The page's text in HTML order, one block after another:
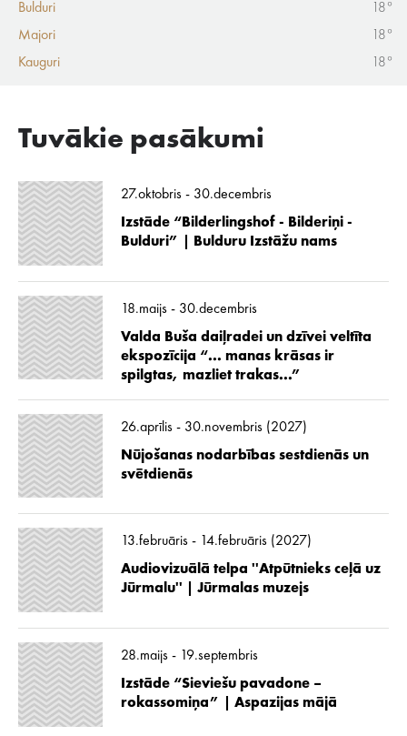
Bulduri
18°
Majori
18°
Kauguri
18°
Tuvākie pasākumi
27.oktobris - 30.decembris
Izstāde “Bilderlingshof - Bilderiņi -
Bulduri” | Bulduru Izstāžu nams
18.maijs - 30.decembris
Valda Buša daiļradei un dzīvei veltīta
ekspozīcija “... manas krāsas ir
spilgtas, mazliet trakas...”
26.aprīlis - 30.novembris (2027)
Nūjošanas nodarbības sestdienās un
svētdienās
13.februāris - 14.februāris (2027)
Audiovizuālā telpa ''Atpūtnieks ceļā uz
Jūrmalu'' | Jūrmalas muzejs
28.maijs - 19.septembris
Izstāde “Sieviešu pavadone –
rokassomiņa” | Aspazijas mājā